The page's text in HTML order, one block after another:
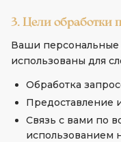
3. Цели обработки
Ваши персональные
использованы для
Обработка
Предоставление
Связь с вами по
использованием